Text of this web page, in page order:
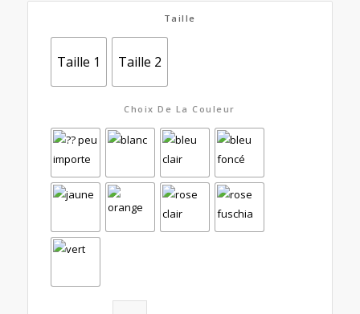
Taille
Taille 1 Taille 2
Choix De La Couleur